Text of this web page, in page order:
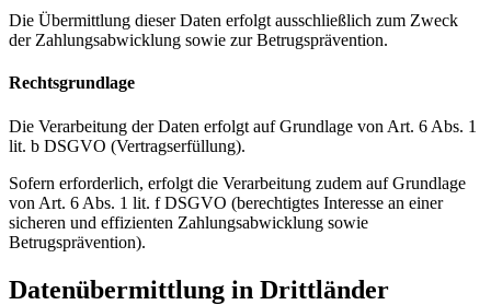
Die Übermittlung dieser Daten erfolgt ausschließlich zum Zweck
der Zahlungsabwicklung sowie zur Betrugsprävention.
Rechtsgrundlage
Die Verarbeitung der Daten erfolgt auf Grundlage von Art. 6 Abs. 1
lit. b DSGVO (Vertragserfüllung).
Sofern erforderlich, erfolgt die Verarbeitung zudem auf Grundlage
von Art. 6 Abs. 1 lit. f DSGVO (berechtigtes Interesse an einer
sicheren und effizienten Zahlungsabwicklung sowie
Betrugsprävention).
Datenübermittlung in Drittländer